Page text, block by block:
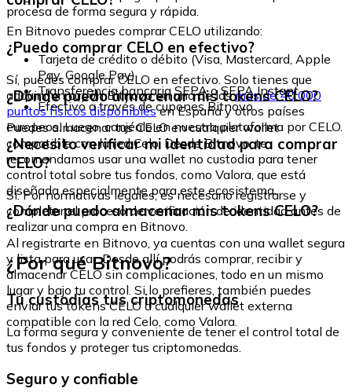
procesa de forma segura y rápida.
En Bitnovo puedes comprar CELO utilizando:
Tarjeta de crédito o débito (Visa, Mastercard, Apple
Pay, Google Pay)
Transferencia bancaria SEPA o SEPA Instant
Efectivo a través de cupones Bitnovo
¿Puedo comprar CELO en efectivo?
Sí, puedes comprar CELO en efectivo. Solo tienes que
adquirir un cupón Bitnovo en uno de losmás de 40.000
puntos físicos disponiblesen España y otros países
europeos. Luego, canjéalo en nuestra plataforma por CELO.
¿Dónde puedo almacenar mis tokens CELO?
Puedes almacenar tus CELO en cualquier wallet
compatible con la red Celo. Desde Bitnovo, te
recomendamos usar una wallet no custodia para tener
control total sobre tus fondos, como Valora, que está
diseñada especialmente para este ecosistema.
¿Necesito verificar mi identidad para comprar
CELO?
Sí. Por normativas legales, es necesario registrarse y
completar el proceso de verificación de identidad antes de
realizar una compra en Bitnovo.
¿Dónde puedo almacenar mis tokens CELO?
Al registrarte en Bitnovo, ya cuentas con una wallet segura
y lista para usar. Desde allí podrás comprar, recibir y
almacenar CELO sin complicaciones, todo en un mismo
lugar y bajo tu control. Si lo prefieres, también puedes
enviar tus tokens CELO a cualquier wallet externa
compatible con la red Celo, como Valora.
¿Por qué Bitnovo?
Tu custodias tus criptomonedas
La forma segura y conveniente de tener el control total de
tus fondos y proteger tus criptomonedas.
Seguro y confiable